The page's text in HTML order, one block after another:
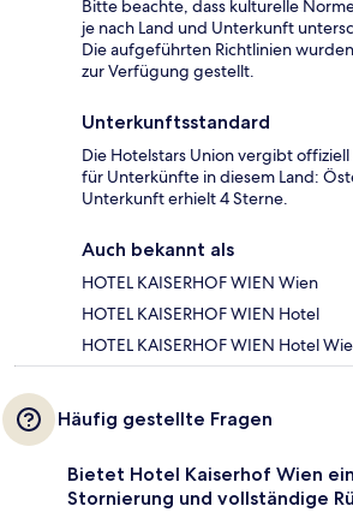
Bitte beachte, dass kulturelle
je nach Land und Unterkunft
Die aufgeführten Richtlinien
zur Verfügung gestellt.
Unterkunftsstandard
Die Hotelstars Union vergibt
für Unterkünfte in diesem Land:
Unterkunft erhielt 4 Sterne.
Auch bekannt als
HOTEL KAISERHOF WIEN Wien
HOTEL KAISERHOF WIEN Hotel
HOTEL KAISERHOF WIEN Hotel
Häufig gestellte Fragen
Bietet Hotel Kaiserhof Wien
Stornierung und vollständige